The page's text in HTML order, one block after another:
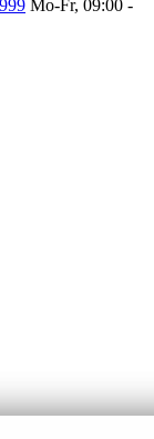
Mo-Fr, 09:00 -